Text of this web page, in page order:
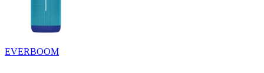
EVERBOOM